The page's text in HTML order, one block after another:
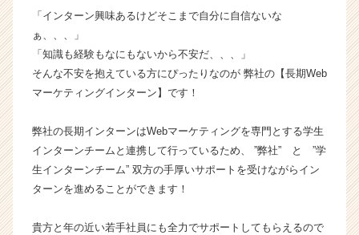
成
企
業
か
カ
ウ
ト
が
く
「インターン興味あるけどそこまで自分に自信ないな
ぁ、、、」
「知識も経験もなにもないから不安だ、、、」
そんな不安を抱えている方にぴったりなのが 弊社の【長期Web
マーケティングインターン】です！
弊社の長期インターンはWebマーケティングを専門とする学生
インターンチームと連携して行っているため、 ”弊社” と ”学
生インターンチーム” 双方の手厚いサポートを受けながらイン
ターンを進めることができます！
貴方と年の近い若手社員にも全力でサポートしてもらえるので